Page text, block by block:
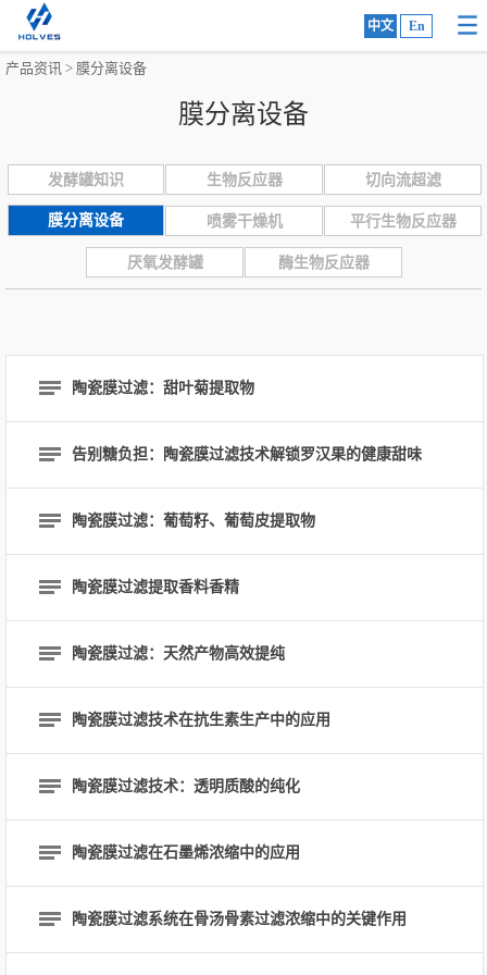
中文 En
产品资讯 > 膜分离设备
膜分离设备
发酵罐知识 生物反应器 切向流超滤
膜分离设备 喷雾干燥机 平行生物反应器
厌氧发酵罐 酶生物反应器
陶瓷膜过滤：甜叶菊提取物
告别糖负担：陶瓷膜过滤技术解锁罗汉果的健康甜味
陶瓷膜过滤：葡萄籽、葡萄皮提取物
陶瓷膜过滤提取香料香精
陶瓷膜过滤：天然产物高效提纯
陶瓷膜过滤技术在抗生素生产中的应用
陶瓷膜过滤技术：透明质酸的纯化
陶瓷膜过滤在石墨烯浓缩中的应用
陶瓷膜过滤系统在骨汤骨素过滤浓缩中的关键作用